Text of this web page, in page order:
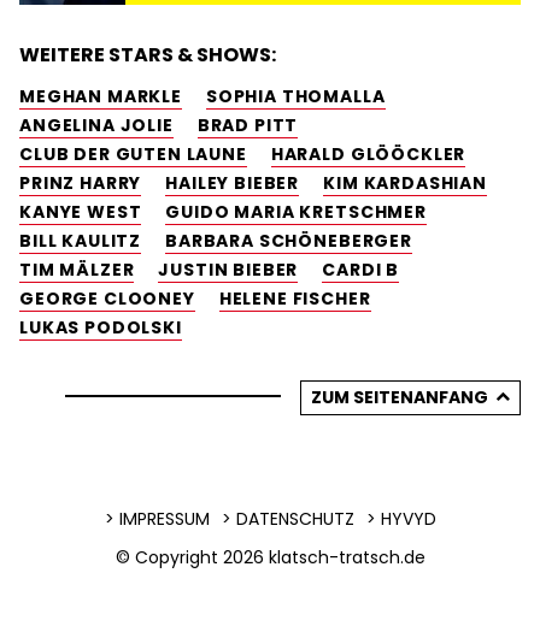
WEITERE STARS & SHOWS:
MEGHAN MARKLE
SOPHIA THOMALLA
ANGELINA JOLIE
BRAD PITT
CLUB DER GUTEN LAUNE
HARALD GLÖÖCKLER
PRINZ HARRY
HAILEY BIEBER
KIM KARDASHIAN
KANYE WEST
GUIDO MARIA KRETSCHMER
BILL KAULITZ
BARBARA SCHÖNEBERGER
TIM MÄLZER
JUSTIN BIEBER
CARDI B
GEORGE CLOONEY
HELENE FISCHER
LUKAS PODOLSKI
ZUM SEITENANFANG
IMPRESSUM DATENSCHUTZ
HYVYD
© Copyright 2026 klatsch-tratsch.de